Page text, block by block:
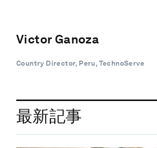
Victor Ganoza
Country Director, Peru, TechnoServe
最新記事